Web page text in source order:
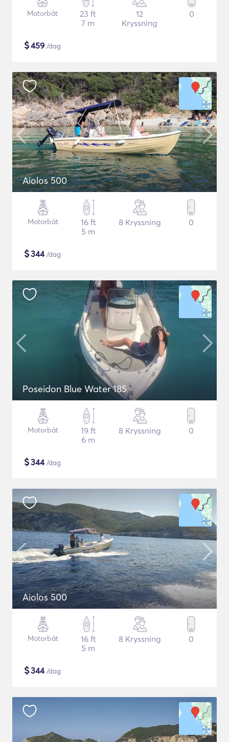
Motorbåt
23 ft
7 m
12
Kryssning
0
$459 /dag
Aiolos 500
Motorbåt
16 ft
5 m
8 Kryssning 0
$344/dag
Poseidon Blue Water 185
Motorbåt
19 ft
6 m
8 Kryssning 0
$344/dag
Aiolos 500
Motorbåt
16 ft
5 m
8 Kryssning 0
$344/dag